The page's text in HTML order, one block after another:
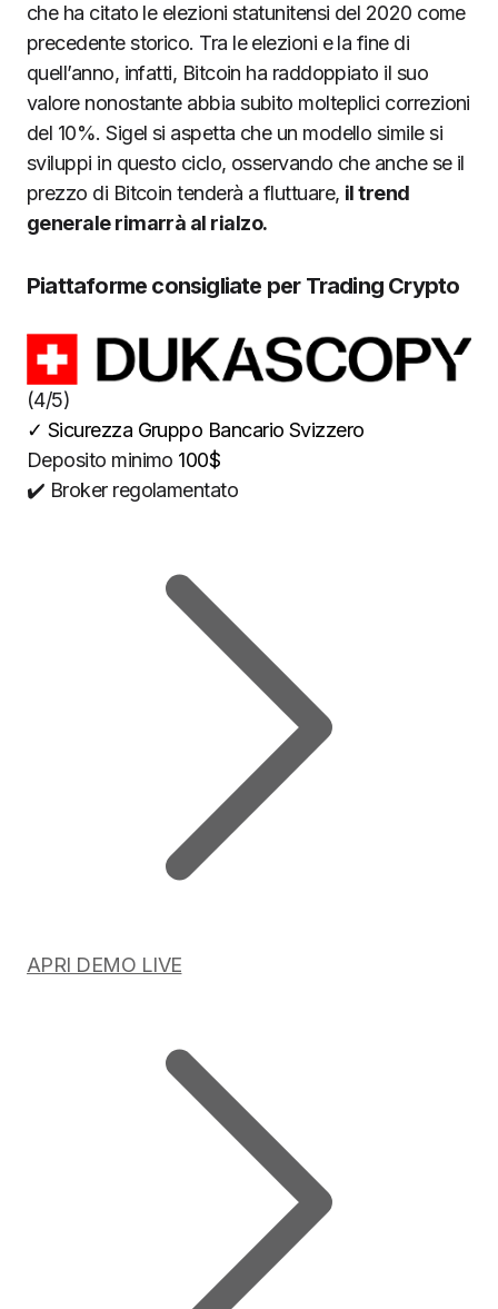
che ha citato le elezioni statunitensi del 2020 come
precedente storico. Tra le elezioni e la fine di
quell’anno, infatti, Bitcoin ha raddoppiato il suo
valore nonostante abbia subito molteplici correzioni
del 10%. Sigel si aspetta che un modello simile si
sviluppi in questo ciclo, osservando che anche se il
prezzo di Bitcoin tenderà a fluttuare, il trend
generale rimarrà al rialzo.
Piattaforme consigliate per Trading Crypto
(4/5)
✓ Sicurezza Gruppo Bancario Svizzero
Deposito minimo 100$
✔️ Broker regolamentato
APRI DEMO LIVE